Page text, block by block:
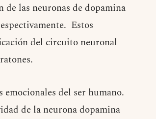
las neuronas de dopamina
Estos
del circuito neuronal
emocionales del ser humano.
de la neurona dopamina